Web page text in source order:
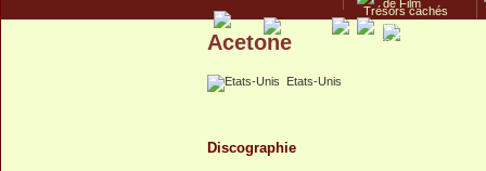
Trésors cachés
Culte/Collector
Acetone
Etats-Unis
Discographie